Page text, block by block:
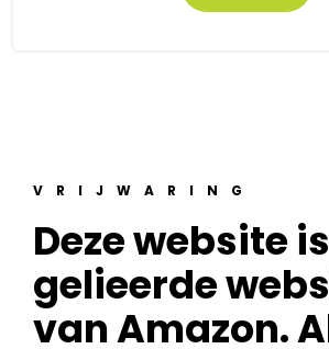
VRIJWARING
Deze website
gelieerde
van Amazon.